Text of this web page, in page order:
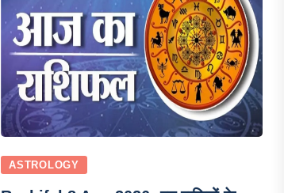
ASTROLOGY